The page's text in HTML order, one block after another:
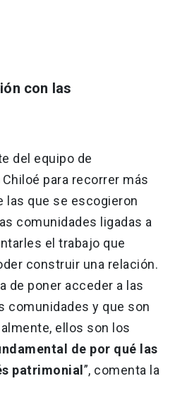
con las
del equipo de
para recorrer más
las que se escogieron
comunidades ligadas a
el trabajo que
construir una relación.
de poner acceder a las
comunidades y que son
ellos son los
de por qué las
patrimonial ”, comenta la